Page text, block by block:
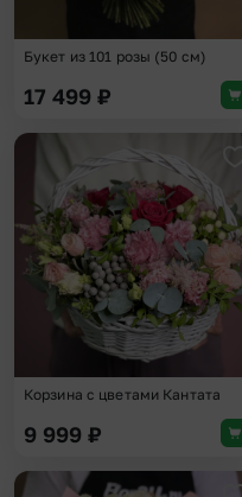
Букет из 101 розы (50 см)
17 499 ₽
Корзина с цветами Кантата
9 999 ₽